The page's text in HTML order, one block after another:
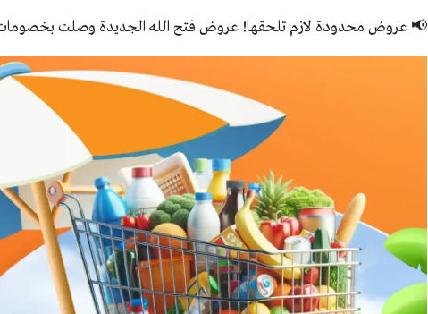
📢 عروض محدودة لازم تلحقها! عروض فتح الله الجديدة وصلت بخصومات